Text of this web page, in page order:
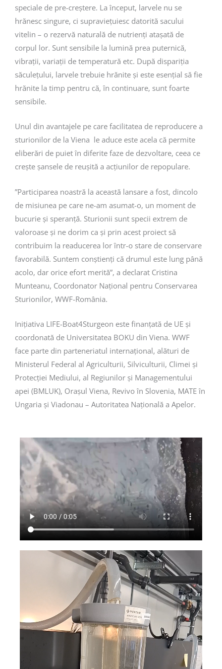
speciale de pre-creștere. La început, larvele nu se
hrănesc singure, ci supraviețuiesc datorită sacului
vitelin – o rezervă naturală de nutrienți atașată de
corpul lor. Sunt sensibile la lumină prea puternică,
vibrații, variații de temperatură etc. După dispariția
săculețului, larvele trebuie hrănite și este esențial să fie
hrănite la timp pentru că, în continuare, sunt foarte
sensibile.
Unul din avantajele pe care facilitatea de reproducere a
sturionilor de la Viena le aduce este acela că permite
eliberări de puiet în diferite faze de dezvoltare, ceea ce
crește șansele de reușită a acțiunilor de repopulare.
”Participarea noastră la această lansare a fost, dincolo
de misiunea pe care ne-am asumat-o, un moment de
bucurie și speranță. Sturionii sunt specii extrem de
valoroase și ne dorim ca și prin acest proiect să
contribuim la readucerea lor într-o stare de conservare
favorabilă. Suntem conștienți că drumul este lung până
acolo, dar orice efort merită”, a declarat Cristina
Munteanu, Coordonator Național pentru Conservarea
Sturionilor, WWF-România.
Inițiativa LIFE-Boat4Sturgeon este finanțată de UE și
coordonată de Universitatea BOKU din Viena. WWF
face parte din parteneriatul internațional, alături de
Ministerul Federal al Agriculturii, Silviculturii, Climei și
Protecției Mediului, al Regiunilor și Managementului
apei (BMLUK), Orașul Viena, Revivo în Slovenia, MATE în
Ungaria și Viadonau – Autoritatea Națională a Apelor.